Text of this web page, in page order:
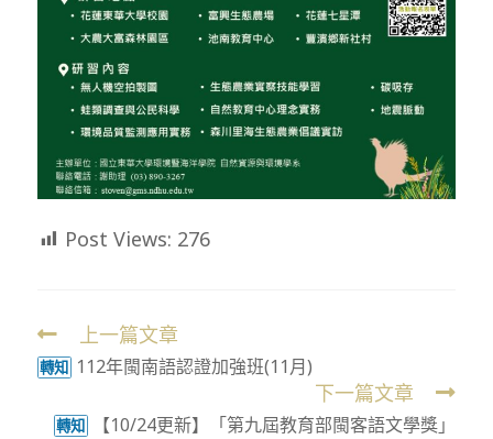
Post Views: 276
Read
more
上一篇文章
轉知 112年閩南語認證加強班(11月)
下一篇文章
轉知
【10/24更新】「第九屆教育部閩客語文學獎」